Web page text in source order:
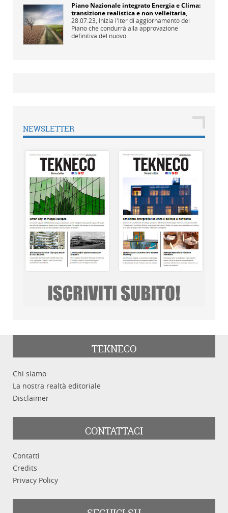
Piano Nazionale integrato Energia e Clima:
transizione realistica e non velleitaria,
28.07.23, Inizia l'iter di aggiornamento del
Piano che condurrà alla approvazione
definitiva del nuovo...
NEWSLETTER
TEKNECO
Chi siamo
La nostra realtà editoriale
Disclaimer
CONTATTACI
Contatti
Credits
Privacy Policy